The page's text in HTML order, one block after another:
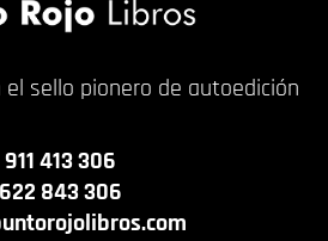
sello pionero de autoedición
911 413 306
622 843 306